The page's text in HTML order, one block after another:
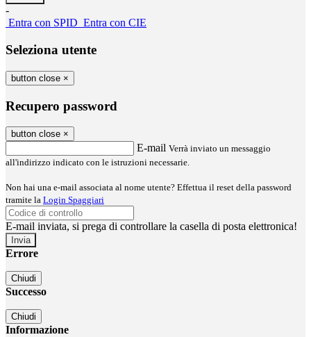
-
Entra con SPID Entra con CIE
Seleziona utente
button close ×
Recupero password
button close ×
E-mail Verrà inviato un messaggio
all'indirizzo indicato con le istruzioni necessarie.
Non hai una e-mail associata al nome utente? Effettua il reset della password
tramite la Login Spaggiari
E-mail inviata, si prega di controllare la casella di posta elettronica!
Errore
Chiudi
Successo
Chiudi
Informazione